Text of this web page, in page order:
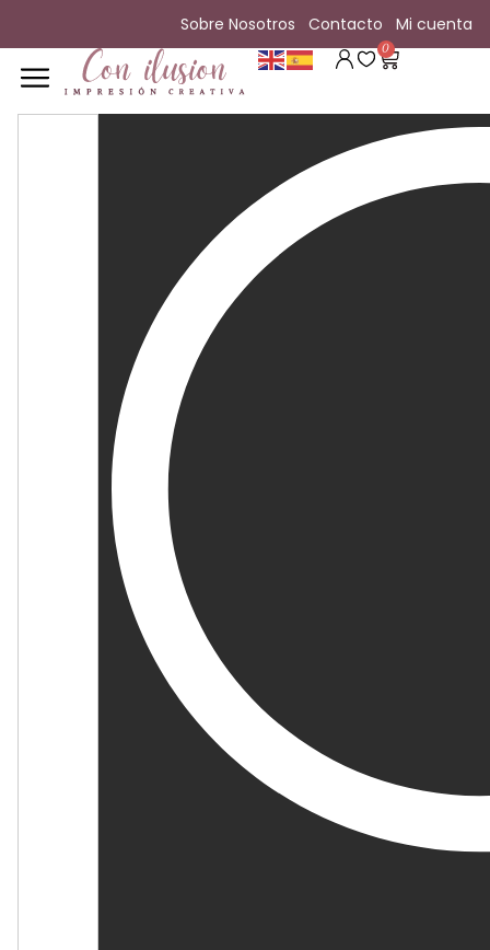
Sobre Nosotros Contacto Mi cuenta
0